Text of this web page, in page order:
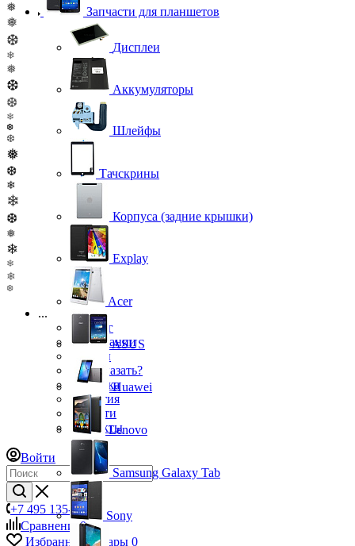
❅
❅
❆
❄
❅
❆
❆
❄
❆
❆
❅
❆
❄
❄
❆
❅
❄
❄
❄
❆
...
Каталог
О компании
Бренды
Как заказать?
Доставка
Гарантия
Новости
Контакты
Войти
+7 495 135-39-43
Сравнение0
Избранные товары 0
Запчасти для планшетов
Дисплеи
Аккумуляторы
Шлейфы
Тачскрины
Корпуса (задние крышки)
Explay
Acer
ASUS
Huawei
Lenovo
Samsung Galaxy Tab
Sony